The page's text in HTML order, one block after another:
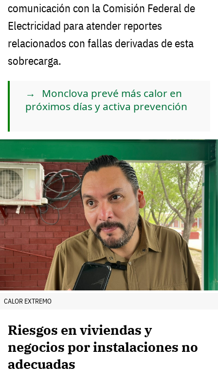
comunicación con la Comisión Federal de
Electricidad para atender reportes
relacionados con fallas derivadas de esta
sobrecarga.
Monclova prevé más calor en
próximos días y activa prevención
CALOR EXTREMO
Riesgos en viviendas y
negocios por instalaciones no
adecuadas